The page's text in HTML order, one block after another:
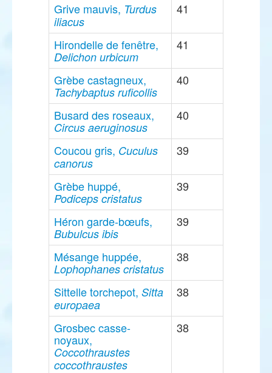
Grive mauvis, Turdus
iliacus
41
Hirondelle de fenêtre,
Delichon urbicum
41
Grèbe castagneux,
Tachybaptus ruficollis
40
Busard des roseaux,
Circus aeruginosus
40
Coucou gris, Cuculus
canorus
39
Grèbe huppé,
Podiceps cristatus
39
Héron garde-bœufs,
Bubulcus ibis
39
Mésange huppée,
Lophophanes cristatus
38
Sittelle torchepot, Sitta
europaea
38
Grosbec casse-
noyaux,
Coccothraustes
coccothraustes
38